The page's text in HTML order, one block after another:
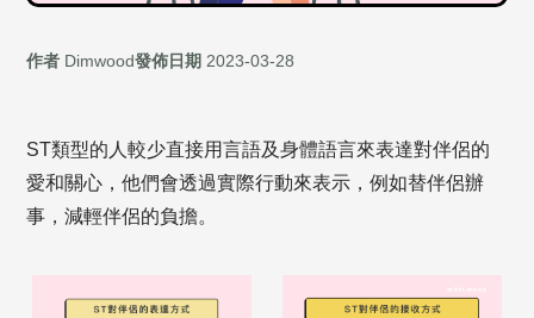
作者 Dimwood發佈日期 2023-03-28
ST類型的人較少直接用言語及身體語言來表達對伴侶的
愛和關心，他們會透過實際行動來表示，例如替伴侶辦
事，減輕伴侶的負擔。